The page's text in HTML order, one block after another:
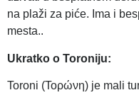
na plaži za piće. Ima i
mesta..
Ukratko o Toroniju:
Toroni (Τορώνη) je mali